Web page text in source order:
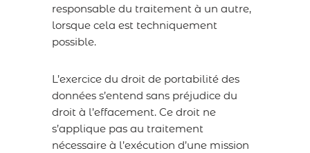
responsable du traitement à un autre,
lorsque cela est techniquement
possible.
L’exercice du droit de portabilité des
données s’entend sans préjudice du
droit à l’effacement. Ce droit ne
s’applique pas au traitement
nécessaire à l’exécution d’une mission